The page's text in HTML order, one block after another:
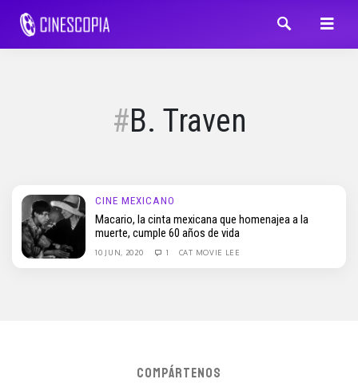
B. Traven
CINE MEXICANO
Macario, la cinta mexicana que homenajea a la
muerte, cumple 60 años de vida
10 JUN, 2020 1 CAT MOVIE LEE
COMPÁRTENOS